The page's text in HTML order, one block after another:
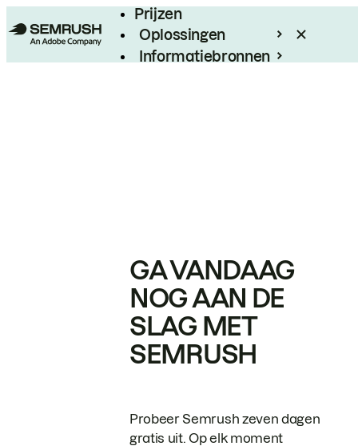
Prijzen
Oplossingen
Informatiebronnen
GA VANDAAG
NOG AAN DE
SLAG MET
SEMRUSH
Probeer Semrush zeven dagen
gratis uit. Op elk moment